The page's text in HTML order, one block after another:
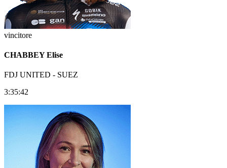
vincitore
CHABBEY Elise
FDJ UNITED - SUEZ
3:35:42